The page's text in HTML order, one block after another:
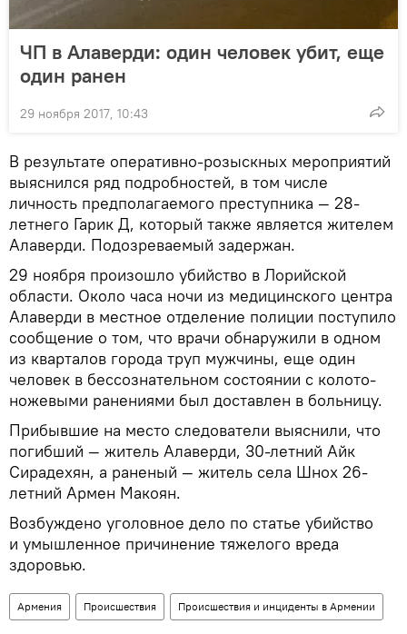
ЧП в Алаверди: один человек убит, еще
один ранен
29 ноября 2017, 10:43
В результате оперативно-розыскных мероприятий
выяснился ряд подробностей, в том числе
личность предполагаемого преступника — 28-
летнего Гарик Д, который также является жителем
Алаверди. Подозреваемый задержан.
29 ноября произошло убийство в Лорийской
области. Около часа ночи из медицинского центра
Алаверди в местное отделение полиции поступило
сообщение о том, что врачи обнаружили в одном
из кварталов города труп мужчины, еще один
человек в бессознательном состоянии с колото-
ножевыми ранениями был доставлен в больницу.
Прибывшие на место следователи выяснили, что
погибший — житель Алаверди, 30-летний Айк
Сирадехян, а раненый — житель села Шнох 26-
летний Армен Макоян.
Возбуждено уголовное дело по статье убийство
и умышленное причинение тяжелого вреда
здоровью.
Армения Происшествия Происшествия и инциденты в Армении